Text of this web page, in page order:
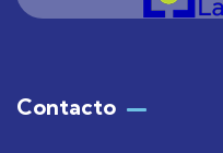
Contacto